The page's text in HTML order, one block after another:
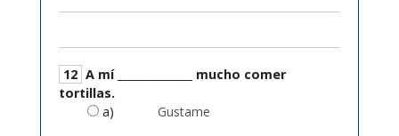
12
tortillas.
a)
Gustame